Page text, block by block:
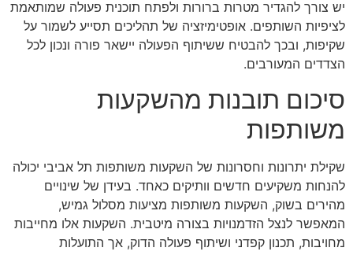
יש צורך להגדיר מטרות ברורות ולפתח תוכנית פעולה שמותאמת
לציפיות השותפים. אופטימיזציה של תהליכים תסייע לשמור על
שקיפות, ובכך להבטיח ששיתוף הפעולה יישאר פורה ונכון לכל
הצדדים המעורבים.
סיכום תובנות מהשקעות
משותפות
שקילת יתרונות וחסרונות של השקעות משותפות תל אביבי יכולה
להנחות משקיעים חדשים וותיקים כאחד. בעידן של שינויים
מהירים בשוק, השקעות משותפות מציעות מסלול גמיש,
המאפשר לנצל הזדמנויות בצורה מיטבית. השקעות אלו מחייבות
מחויבות, תכנון קפדני ושיתוף פעולה הדוק, אך התועלות